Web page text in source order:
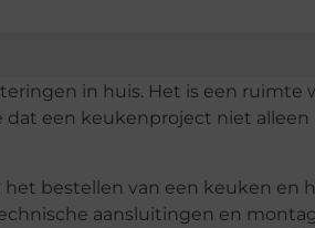
in huis. Het is een ruimte
dat een keukenproject niet alleen
bestellen van een keuken en
aansluitingen en